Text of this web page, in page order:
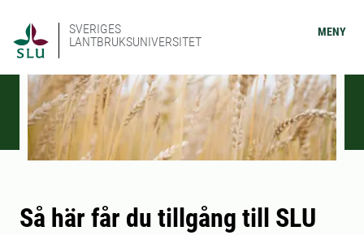
SVERIGES
LANTBRUKSUNIVERSITET
MENY
Så här får du tillgång till SLU